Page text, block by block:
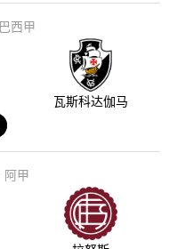
巴西甲
瓦斯科达伽马
阿甲